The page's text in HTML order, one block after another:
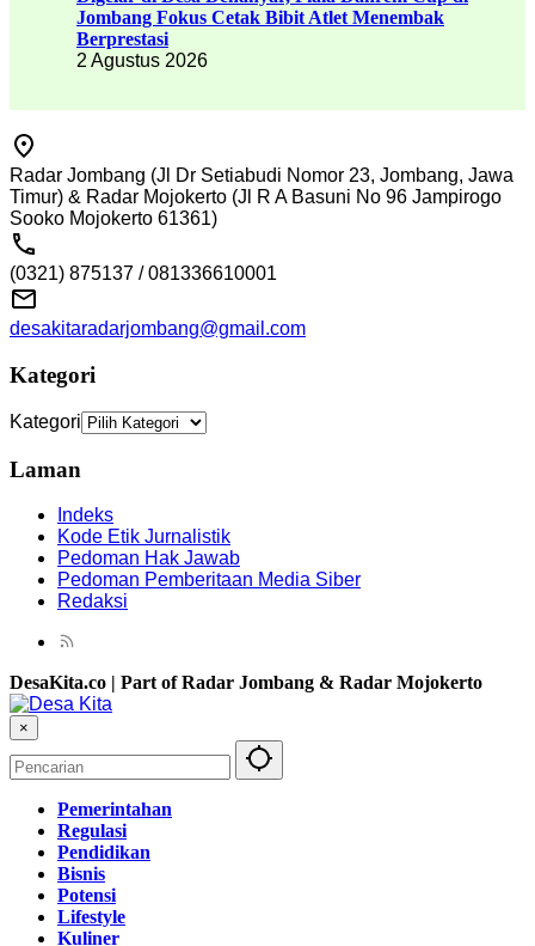
Jombang Fokus Cetak Bibit Atlet Menembak
Berprestasi
2 Agustus 2026
Radar Jombang (Jl Dr Setiabudi Nomor 23, Jombang, Jawa
Timur) & Radar Mojokerto (Jl R A Basuni No 96 Jampirogo
Sooko Mojokerto 61361)
(0321) 875137 / 081336610001
desakitaradarjombang@gmail.com
Kategori
Kategori
Laman
Indeks
Kode Etik Jurnalistik
Pedoman Hak Jawab
Pedoman Pemberitaan Media Siber
Redaksi
DesaKita.co | Part of Radar Jombang & Radar Mojokerto
×
Pemerintahan
Regulasi
Pendidikan
Bisnis
Potensi
Lifestyle
Kuliner